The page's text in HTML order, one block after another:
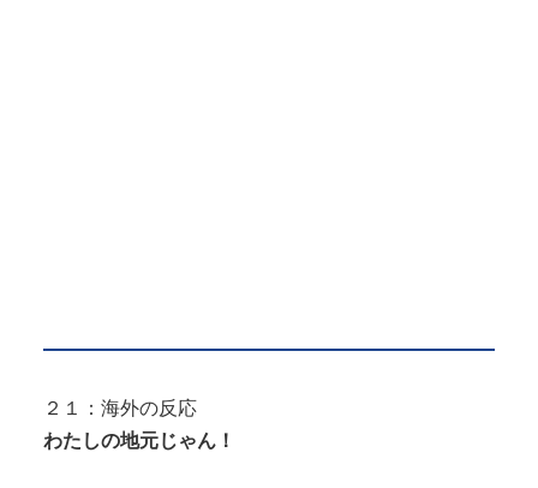
２１：海外の反応
わたしの地元じゃん！